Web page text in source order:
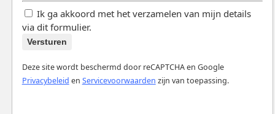
Ik ga akkoord met het verzamelen van mijn details
via dit formulier.
Versturen
Deze site wordt beschermd door reCAPTCHA en Google
Privacybeleid en Servicevoorwaarden zijn van toepassing.